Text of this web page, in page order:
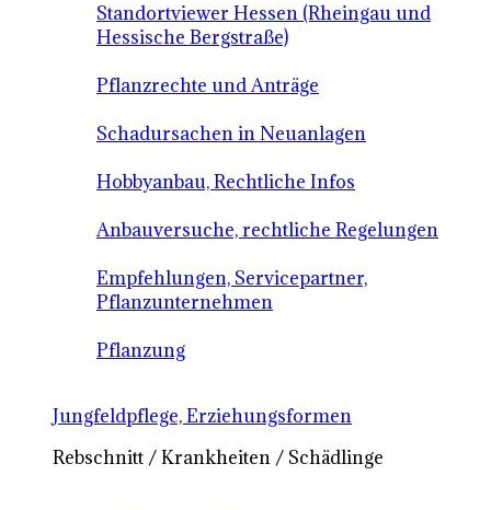
Standortviewer Hessen (Rheingau und
Hessische Bergstraße)
Pflanzrechte und Anträge
Schadursachen in Neuanlagen
Hobbyanbau, Rechtliche Infos
Anbauversuche, rechtliche Regelungen
Empfehlungen, Servicepartner,
Pflanzunternehmen
Pflanzung
Jungfeldpflege, Erziehungsformen
Rebschnitt / Krankheiten / Schädlinge